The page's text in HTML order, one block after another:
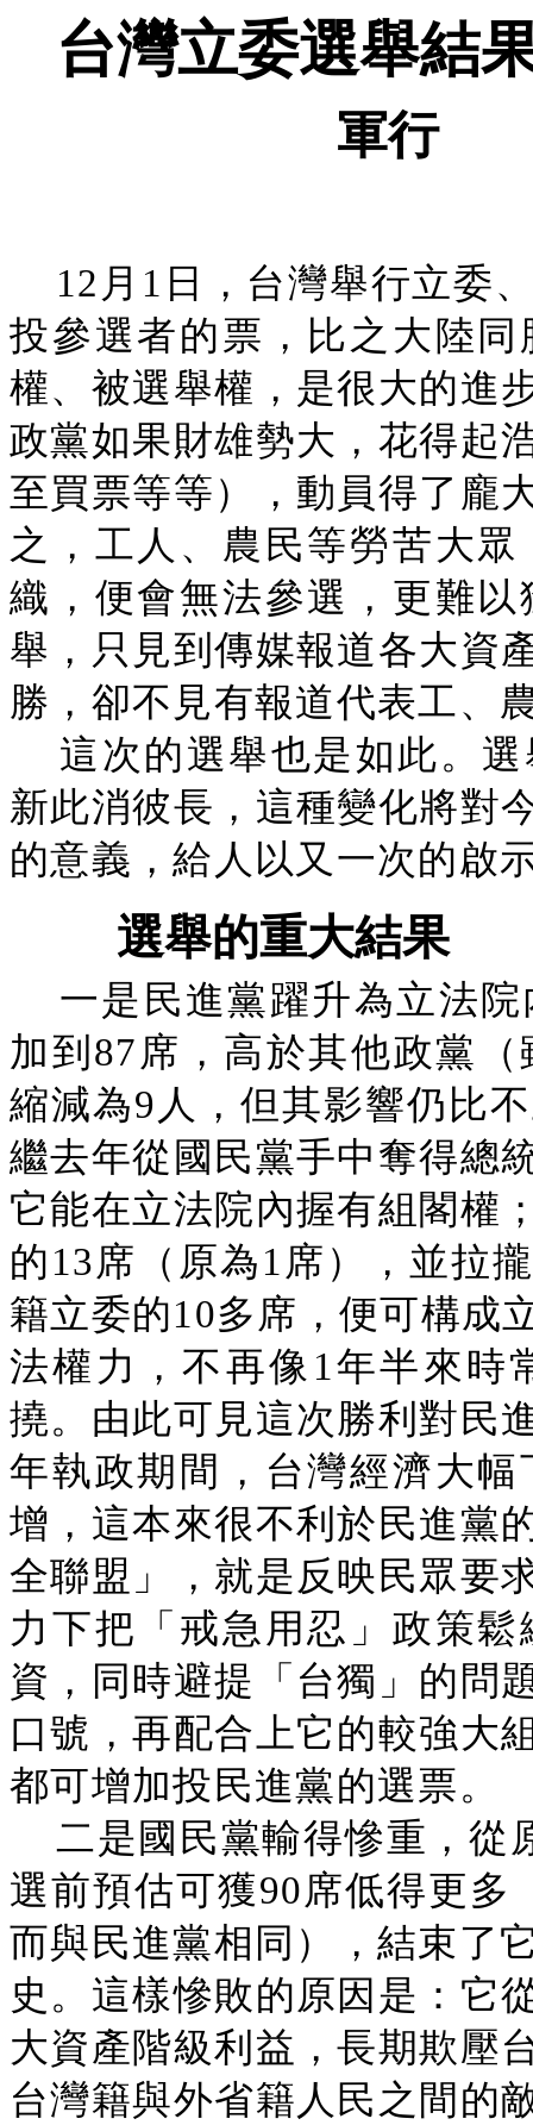
台灣立委選舉結
軍行
12月1日，台灣舉行立委
投參選者的票，比之大陸
權、被選舉權，是很大的進
政黨如果財雄勢大，花得起
至買票等等），動員得了龐
之，工人、農民等勞苦大
織，便會無法參選，更難
舉，只見到傳媒報道各大資
勝，卻不見有報道代表工、
這次的選舉也是如此。
新此消彼長，這種變化將對
的意義，給人以又一次的啟
選舉的重大結果
一是民進黨躍升為立法
加到87席，高於其他政黨
縮減為9人，但其影響仍比
繼去年從國民黨手中奪得總
它能在立法院內握有組閣權
的13席（原為1席），並拉
籍立委的10多席，便可構成
法權力，不再像1年半來時
撓。由此可見這次勝利對民
年執政期間，台灣經濟大
增，這本來很不利於民進黨
全聯盟」，就是反映民眾要
力下把「戒急用忍」政策
資，同時避提「台獨」的問
口號，再配合上它的較強大
都可增加投民進黨的選票。
二是國民黨輸得慘重，從
選前預估可獲90席低得更多
而與民進黨相同），結束了
史。這樣慘敗的原因是：它
大資產階級利益，長期欺壓
台灣籍與外省籍人民之間的